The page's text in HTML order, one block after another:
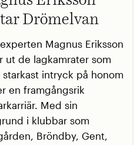
Drömelvan
Magnus Eriksson
ut de lagkamrater som
intryck på honom
en framgångsrik
Med sin
i klubbar som
Bröndby, Gent,